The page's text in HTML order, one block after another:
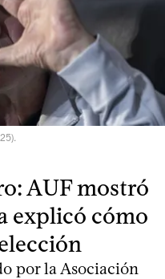
AUF mostró
explicó cómo
por la Asociación